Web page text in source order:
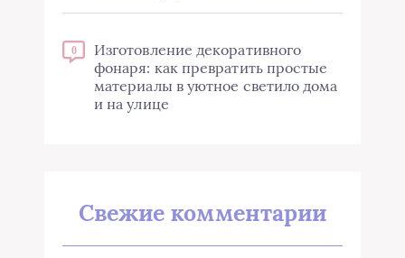
0
Изготовление декоративного
фонаря: как превратить простые
материалы в уютное светило дома
и на улице
Свежие комментарии